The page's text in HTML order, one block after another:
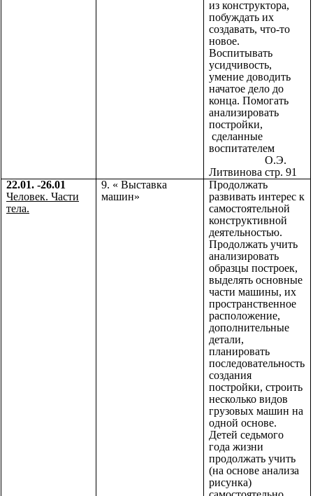
из конструктора,
побуждать их
создавать, что-то
новое.
Воспитывать
усидчивость,
умение доводить
начатое дело до
конца. Помогать
анализировать
постройки,
сделанные
воспитателем
О.Э.
Литвинова стр. 91
22.01. -26.01
Человек. Части
тела.
9. « Выставка
машин»
Продолжать
развивать интерес к
самостоятельной
конструктивной
деятельностью.
Продолжать учить
анализировать
образцы построек,
выделять основные
части машины, их
пространственное
расположение,
дополнительные
детали,
планировать
последовательность
создания
постройки, строить
несколько видов
грузовых машин на
одной основе.
Детей седьмого
года жизни
продолжать учить
(на основе анализа
рисунка)